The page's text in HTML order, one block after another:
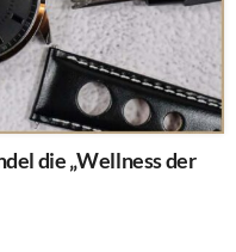
die „Wellness der